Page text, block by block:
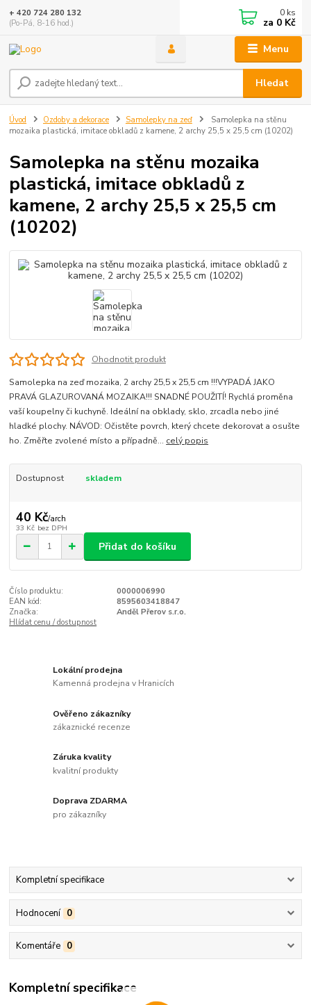
Menu
Hledat
+ 420 724 280 132
(Po-Pá, 8-16 hod.)
0 ks
za 0 Kč
Úvod Ozdoby a dekorace Samolepky na zeď
Samolepka na stěnu
mozaika plastická, imitace obkladů z kamene, 2 archy 25,5 x 25,5 cm (10202)
Samolepka na stěnu mozaika
plastická, imitace obkladů z
kamene, 2 archy 25,5 x 25,5 cm
(10202)
Ohodnotit produkt
Samolepka na zeď mozaika, 2 archy 25,5 x 25,5 cm !!!VYPADÁ JAKO
PRAVÁ GLAZUROVANÁ MOZAIKA!!! SNADNÉ POUŽITÍ! Rychlá proměna
vaší koupelny či kuchyně. Ideální na obklady, sklo, zrcadla nebo jiné
hladké plochy. NÁVOD: Očistěte povrch, který chcete dekorovat a osušte
ho. Změřte zvolené místo a případně... celý popis
Dostupnost skladem
40 Kč/arch
33 Kč bez DPH
Přidat do košíku
Číslo produktu:
0000006990
EAN kód:
8595603418847
Značka:
Anděl Přerov s.r.o.
Hlídat cenu / dostupnost
Lokální prodejna
Kamenná prodejna v Hranicích
Ověřeno zákazníky
zákaznické recenze
Záruka kvality
kvalitní produkty
Doprava ZDARMA
pro zákazníky
Kompletní specifikace
Hodnocení 0
Komentáře 0
Kompletní specifikace